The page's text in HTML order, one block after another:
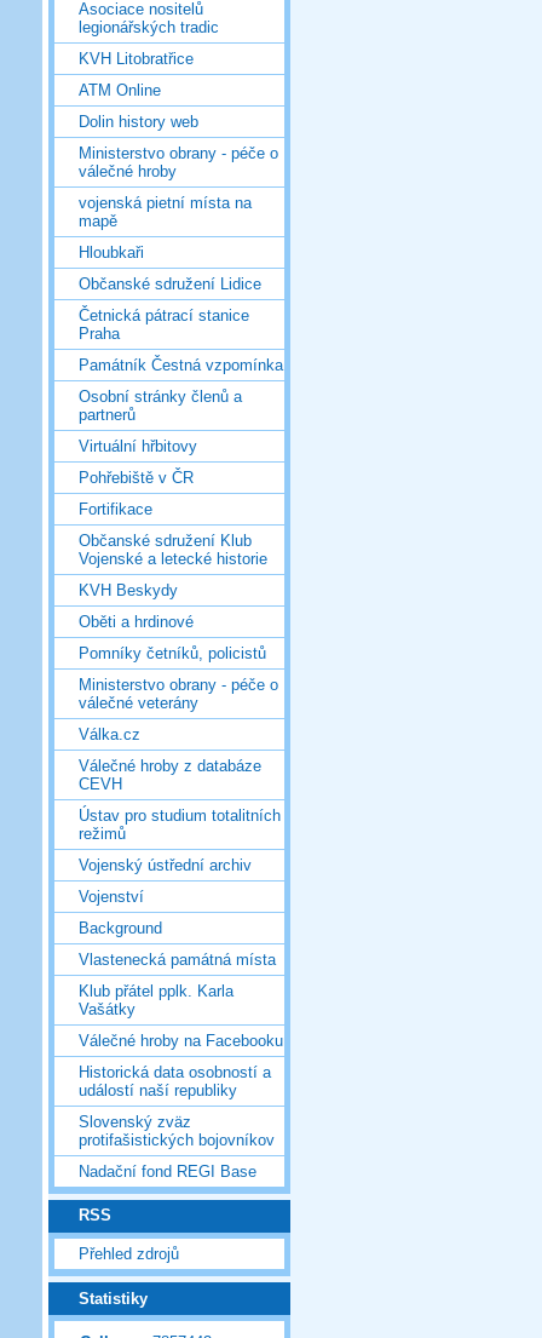
Asociace nositelů
legionářských tradic
KVH Litobratřice
ATM Online
Dolin history web
Ministerstvo obrany - péče o
válečné hroby
vojenská pietní místa na
mapě
Hloubkaři
Občanské sdružení Lidice
Četnická pátrací stanice
Praha
Památník Čestná vzpomínka
Osobní stránky členů a
partnerů
Virtuální hřbitovy
Pohřebiště v ČR
Fortifikace
Občanské sdružení Klub
Vojenské a letecké historie
KVH Beskydy
Oběti a hrdinové
Pomníky četníků, policistů
Ministerstvo obrany - péče o
válečné veterány
Válka.cz
Válečné hroby z databáze
CEVH
Ústav pro studium totalitních
režimů
Vojenský ústřední archiv
Vojenství
Background
Vlastenecká památná místa
Klub přátel pplk. Karla
Vašátky
Válečné hroby na Facebooku
Historická data osobností a
událostí naší republiky
Slovenský zväz
protifašistických bojovníkov
Nadační fond REGI Base
RSS
Přehled zdrojů
Statistiky